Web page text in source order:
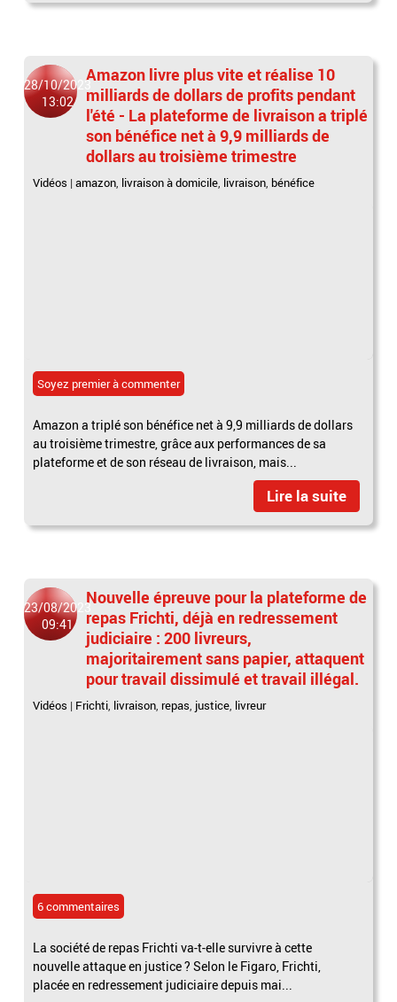
28/10/2023
13:02
Amazon livre plus vite et réalise 10
milliards de dollars de profits pendant
l'été - La plateforme de livraison a triplé
son bénéfice net à 9,9 milliards de
dollars au troisième trimestre
Vidéos |amazon, livraison à domicile, livraison, bénéfice
Soyez premier à commenter
Amazon a triplé son bénéfice net à 9,9 milliards de dollars
au troisième trimestre, grâce aux performances de sa
plateforme et de son réseau de livraison, mais...
Lire la suite
23/08/2023
09:41
Nouvelle épreuve pour la plateforme de
repas Frichti, déjà en redressement
judiciaire : 200 livreurs,
majoritairement sans papier, attaquent
pour travail dissimulé et travail illégal.
Vidéos | Frichti, livraison, repas, justice, livreur
6 commentaires
La société de repas Frichti va-t-elle survivre à cette
nouvelle attaque en justice ? Selon le Figaro, Frichti,
placée en redressement judiciaire depuis mai...